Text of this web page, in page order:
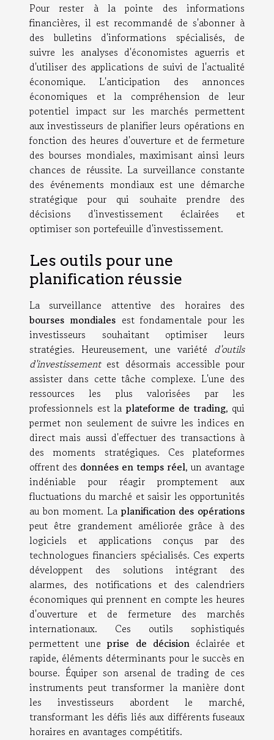
Pour rester à la pointe des informations
financières, il est recommandé de s'abonner à
des bulletins d'informations spécialisés, de
suivre les analyses d'économistes aguerris et
d'utiliser des applications de suivi de l'actualité
économique. L'anticipation des annonces
économiques et la compréhension de leur
potentiel impact sur les marchés permettent
aux investisseurs de planifier leurs opérations en
fonction des heures d'ouverture et de fermeture
des bourses mondiales, maximisant ainsi leurs
chances de réussite. La surveillance constante
des événements mondiaux est une démarche
stratégique pour qui souhaite prendre des
décisions d'investissement éclairées et
optimiser son portefeuille d'investissement.
Les outils pour une
planification réussie
La surveillance attentive des horaires des
bourses mondiales est fondamentale pour les
investisseurs souhaitant optimiser leurs
stratégies. Heureusement, une variété d'outils
d'investissementest désormais accessible pour
assister dans cette tâche complexe. L'une des
ressources les plus valorisées par les
professionnels est la plateforme de trading, qui
permet non seulement de suivre les indices en
direct mais aussi d'effectuer des transactions à
des moments stratégiques. Ces plateformes
offrent des données en temps réel, un avantage
indéniable pour réagir promptement aux
fluctuations du marché et saisir les opportunités
au bon moment. La planification des opérations
peut être grandement améliorée grâce à des
logiciels et applications conçus par des
technologues financiers spécialisés. Ces experts
développent des solutions intégrant des
alarmes, des notifications et des calendriers
économiques qui prennent en compte les heures
d'ouverture et de fermeture des marchés
internationaux. Ces outils sophistiqués
permettent uneprise de décisionéclairée et
rapide, éléments déterminants pour le succès en
bourse. Équiper son arsenal de trading de ces
instruments peut transformer la manière dont
les investisseurs abordent le marché,
transformant les défis liés aux différents fuseaux
horaires en avantages compétitifs.